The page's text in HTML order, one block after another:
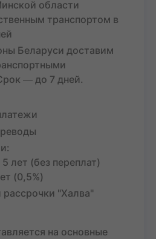
области
транспортом в
Беларуси доставим
― до 7 дней.
лет (без переплат)
(0,5%)
рассрочки "Халва"
на основные